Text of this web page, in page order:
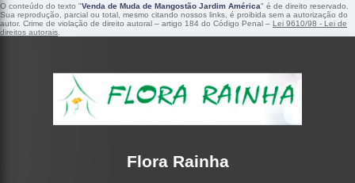
O conteúdo do texto "Venda de Muda de Mangostão Jardim América" é de direito reservado.
Sua reprodução, parcial ou total, mesmo citando nossos links, é proibida sem a autorização do
autor. Crime de violação de direito autoral – artigo 184 do Código Penal – Lei 9610/98 - Lei de
direitos autorais
Flora Rainha